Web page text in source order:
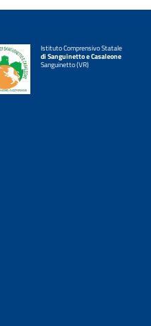
Istituto Comprensivo Statale
di Sanguinetto e Casaleone
Sanguinetto (VR)